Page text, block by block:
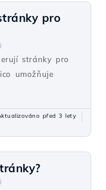
pro
stránky pro
umožňuje
před 3 lety